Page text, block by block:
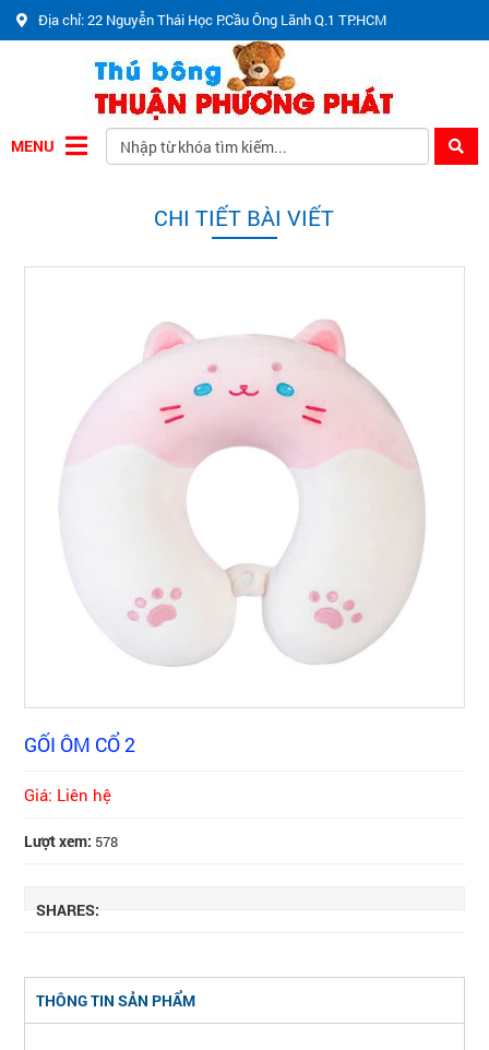
Địa chỉ: 22 Nguyễn Thái Học P.Cầu Ông Lãnh Q.1 TP.HCM
MENU
CHI TIẾT BÀI VIẾT
GỐI ÔM CỔ 2
Giá: Liên hệ
Lượt xem: 578
SHARES:
THÔNG TIN SẢN PHẨM